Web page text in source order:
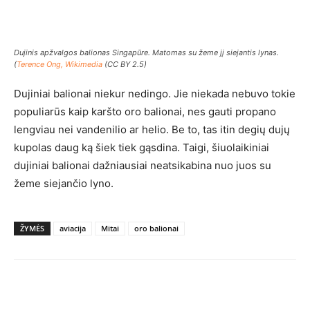
Dujinis apžvalgos balionas Singapūre. Matomas su žeme jį siejantis lynas.
(Terence Ong, Wikimedia (CC BY 2.5)
Dujiniai balionai niekur nedingo. Jie niekada nebuvo tokie
populiarūs kaip karšto oro balionai, nes gauti propano
lengviau nei vandenilio ar helio. Be to, tas itin degių dujų
kupolas daug ką šiek tiek gąsdina. Taigi, šiuolaikiniai
dujiniai balionai dažniausiai neatsikabina nuo juos su
žeme siejančio lyno.
ŽYMĖS aviacija Mitai oro balionai